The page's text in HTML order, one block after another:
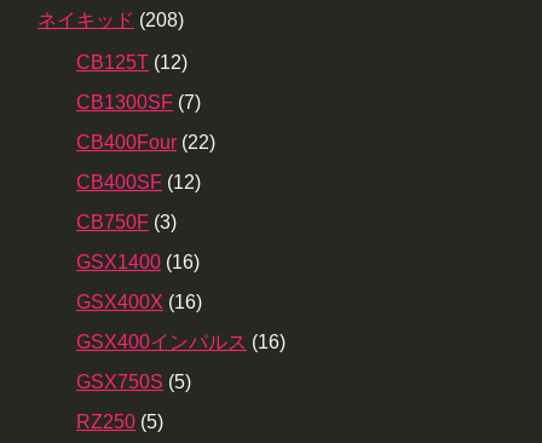
ネイキッド (208)
CB125T (12)
CB1300SF (7)
CB400Four (22)
CB400SF (12)
CB750F (3)
GSX1400 (16)
GSX400X (16)
GSX400インパルス (16)
GSX750S (5)
RZ250 (5)